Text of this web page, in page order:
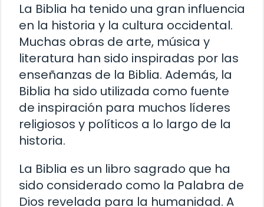
La Biblia ha tenido una gran influencia
en la historia y la cultura occidental.
Muchas obras de arte, música y
literatura han sido inspiradas por las
enseñanzas de la Biblia. Además, la
Biblia ha sido utilizada como fuente
de inspiración para muchos líderes
religiosos y políticos a lo largo de la
historia.
La Biblia es un libro sagrado que ha
sido considerado como la Palabra de
Dios revelada para la humanidad. A